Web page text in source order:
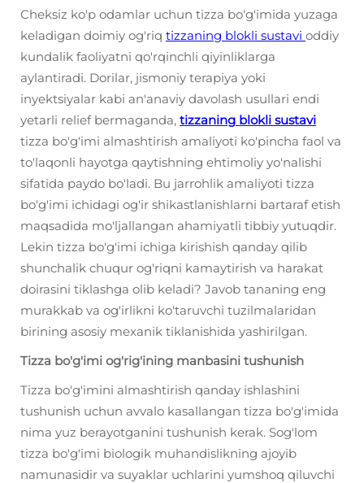
Cheksiz ko'p odamlar uchun tizza bo'g'imida yuzaga
keladigan doimiy og'riq tizzaning blokli sustavi oddiy
kundalik faoliyatni qo'rqinchli qiyinliklarga
aylantiradi. Dorilar, jismoniy terapiya yoki
inyektsiyalar kabi an'anaviy davolash usullari endi
yetarli relief bermaganda, tizzaning blokli sustavi
tizza bo'g'imi almashtirish amaliyoti ko'pincha faol va
to'laqonli hayotga qaytishning ehtimoliy yo'nalishi
sifatida paydo bo'ladi. Bu jarrohlik amaliyoti tizza
bo'g'imi ichidagi og'ir shikastlanishlarni bartaraf etish
maqsadida mo'ljallangan ahamiyatli tibbiy yutuqdir.
Lekin tizza bo'g'imi ichiga kirishish qanday qilib
shunchalik chuqur og'riqni kamaytirish va harakat
doirasini tiklashga olib keladi? Javob tananing eng
murakkab va og'irlikni ko'taruvchi tuzilmalaridan
birining asosiy mexanik tiklanishida yashirilgan.
Tizza bo'g'imi og'rig'ining manbasini tushunish
Tizza bo'g'imini almashtirish qanday ishlashini
tushunish uchun avvalo kasallangan tizza bo'g'imida
nima yuz berayotganini tushunish kerak. Sog'lom
tizza bo'g'imi biologik muhandislikning ajoyib
namunasidir va suyaklar uchlarini yumshoq qiluvchi